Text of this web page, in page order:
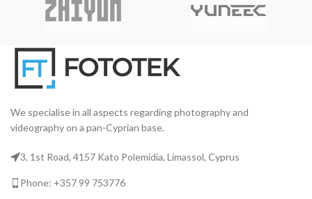
ενσωματωμένα χειριστήρια και
την πλήρη ευελιξία χρήσης
μοντούρα Bowens
We specialise in all aspects regarding photography and
videography on a pan-Cyprian base.
3, 1st Road, 4157 Kato Polemidia, Limassol, Cyprus
Phone: +357 99 753776